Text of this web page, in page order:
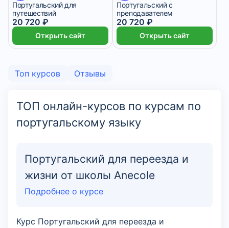
Португальский для
путешествий
20 720 ₽
Открыть сайт
Португальский с
преподавателем
20 720 ₽
Открыть сайт
Топ курсов Отзывы
ТОП онлайн-курсов по курсам по
португальскому языку
Португальский для переезда и
жизни от школы Anecole
Подробнее о курсе
Курс Португальский для переезда и